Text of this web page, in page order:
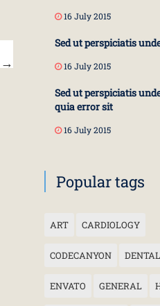
→
16 July 2015
Sed ut perspiciatis
16 July 2015
Sed ut perspiciatis
quia error sit
16 July 2015
Popular tags
ART CARDIOLOGY
CODECANYON DENTAL
ENVATO GENERAL